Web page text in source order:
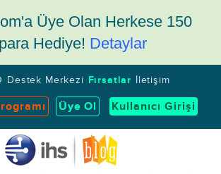
Üye Olan Herkese 150
Hediye! Detaylar
Destek Merkezi Fırsatlar İletişim
Üye Ol Kullanıcı Girişi